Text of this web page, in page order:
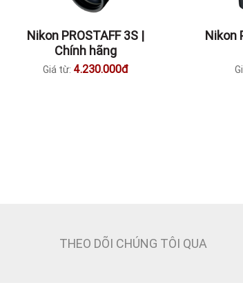
Nikon PROSTAFF 3S |
Chính hãng
Giá từ: 4.230.000đ
Nikon
THEO DÕI CHÚNG TÔI QUA